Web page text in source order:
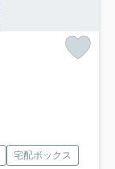
宅配ボックス